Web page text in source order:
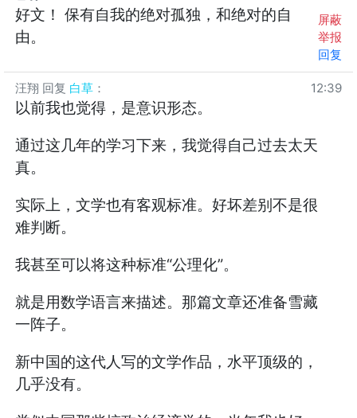
好文！ 保有自我的绝对孤独，和绝对的自
由。
屏蔽
举报
回复
汪翔 回复 白草 ： 12:39
以前我也觉得，是意识形态。
通过这几年的学习下来，我觉得自己过去太天
真。
实际上，文学也有客观标准。好坏差别不是很
难判断。
我甚至可以将这种标准“公理化”。
就是用数学语言来描述。那篇文章还准备雪藏
一阵子。
新中国的这代人写的文学作品，水平顶级的，
几乎没有。